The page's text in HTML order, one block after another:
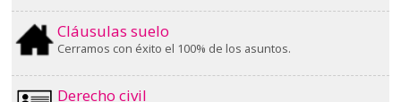
Cláusulas suelo
Cerramos con éxito el 100% de los asuntos.
Derecho civil